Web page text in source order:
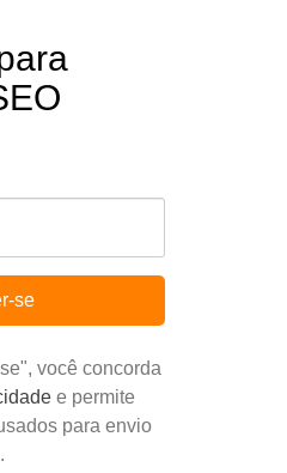
se
você concorda
e permite
para envio